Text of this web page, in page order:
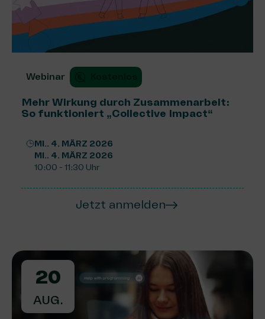
Webinar
Mehr Wirkung durch Zusammenarbeit:
So funktioniert „Collective Impact“
MI.. 4. MÄRZ 2026
MI.. 4. MÄRZ 2026
10:00 - 11:30 Uhr
Jetzt anmelden
20
AUG.